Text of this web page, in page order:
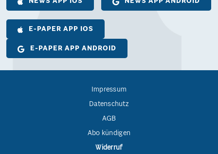
E-PAPER APP IOS
E-PAPER APP ANDROID
Impressum
Datenschutz
AGB
Abo kündigen
Widerruf